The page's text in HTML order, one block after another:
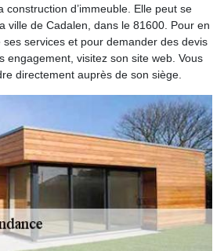
construction d’immeuble. Elle peut se
ville de Cadalen, dans le 81600. Pour en
services et pour demander des devis
engagement, visitez son site web. Vous
directement auprès de son siège.